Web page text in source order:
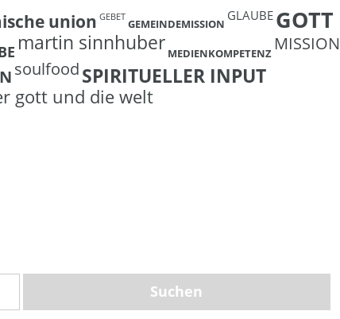
union GEBET GEMEINDEMISSION
GLAUBE GOTT
martin sinnhuber MEDIENKOMPETENZ MISSION
soulfoodSPIRITUELLER INPUT
gott und die welt